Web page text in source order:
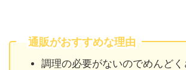
通販がおすすめな理由
調理の必要がないのでめんどく